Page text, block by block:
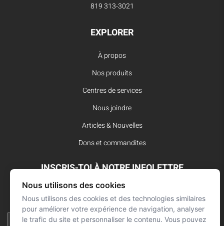
819 313-3021
EXPLORER
À propos
Nos produits
Centres de services
Nous joindre
Articles & Nouvelles
Dons et commandites
INSCRIS-TOI À NOTRE INFOLETTRE
Reste à l’affût des dernières innovations pour vos interventions
d’urgence et ne manque aucune nouvelle de L’Arsenal.
Nous utilisons des cookies
Nous utilisons des cookies et des technologies similaires
pour améliorer votre expérience de navigation, analyser
le trafic du site et personnaliser le contenu. Vous pouvez